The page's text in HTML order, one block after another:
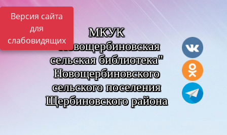
Версия сайта
для
слабовидящих
МКУК
"Новощербиновская
сельская библиотека"
Новощербиновского
сельского поселения
Щербиновского района